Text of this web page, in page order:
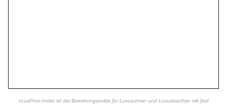
*LuxPrice-Index ist der Bewertungsindex für Luxusuhren und Luxustaschen mit fast